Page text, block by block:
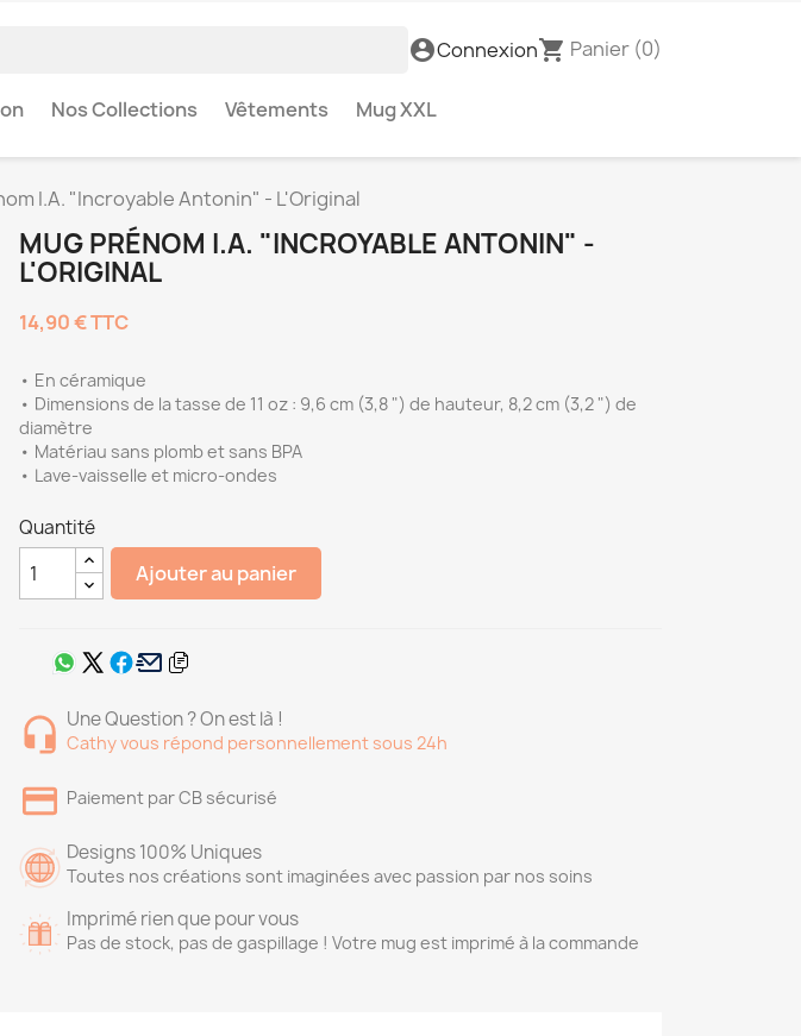
account_circleConnexionshopping_cart Panier (0)
Nos Collections Vêtements Mug XXL
I.A. "Incroyable Antonin" - L'Original
MUG PRÉNOM I.A. "INCROYABLE ANTONIN" -
L'ORIGINAL
14,90 €TTC
• En céramique
• Dimensions de la tasse de 11 oz : 9,6 cm (3,8 ") de hauteur, 8,2 cm (3,2 ") de
diamètre
• Matériau sans plomb et sans BPA
• Lave-vaisselle et micro-ondes
Quantité
Ajouter au panier
Une Question ? On est là !
Cathy vous répond personnellement sous 24h
Paiement par CB sécurisé
Designs 100% Uniques
Toutes nos créations sont imaginées avec passion par nos soins
Imprimé rien que pour vous
Pas de stock, pas de gaspillage ! Votre mug est imprimé à la commande